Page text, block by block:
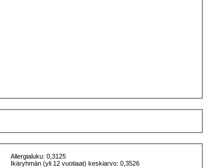
Allergialuku: 0,3125
Ikäryhmän (yli 12 vuotiaat) keskiarvo: 0,3526